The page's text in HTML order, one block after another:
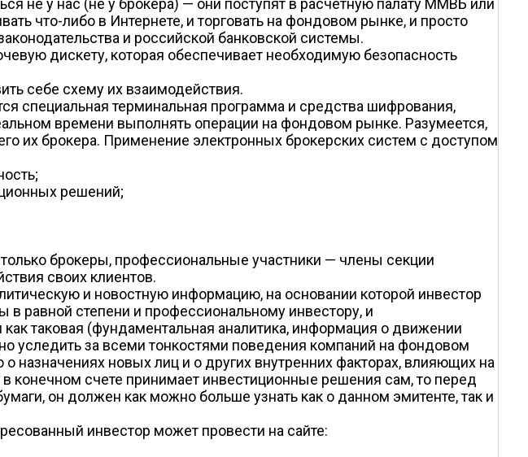
не у нас (не у брокера) — они поступят в расчетную палату ММВБ или
что-либо в Интернете, и торговать на фондовом рынке, и просто
и российской банковской системы.
дискету, которая обеспечивает необходимую безопасность
себе схему их взаимодействия.
специальная терминальная программа и средства шифрования,
времени выполнять операции на фондовом рынке. Разумеется,
их брокера. Применение электронных брокерских систем с доступом
решений;
брокеры, профессиональные участники — члены секции
своих клиентов.
и новостную информацию, на основании которой инвестор
равной степени и профессиональному инвестору, и
таковая (фундаментальная аналитика, информация о движении
уследить за всеми тонкостями поведения компаний на фондовом
назначениях новых лиц и о других внутренних факторах, влияющих на
конечном счете принимает инвестиционные решения сам, то перед
он должен как можно больше узнать как о данном эмитенте, так и
инвестор может провести на сайте: